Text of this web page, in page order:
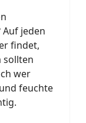
jeden
findet,
sollten
wer
feuchte